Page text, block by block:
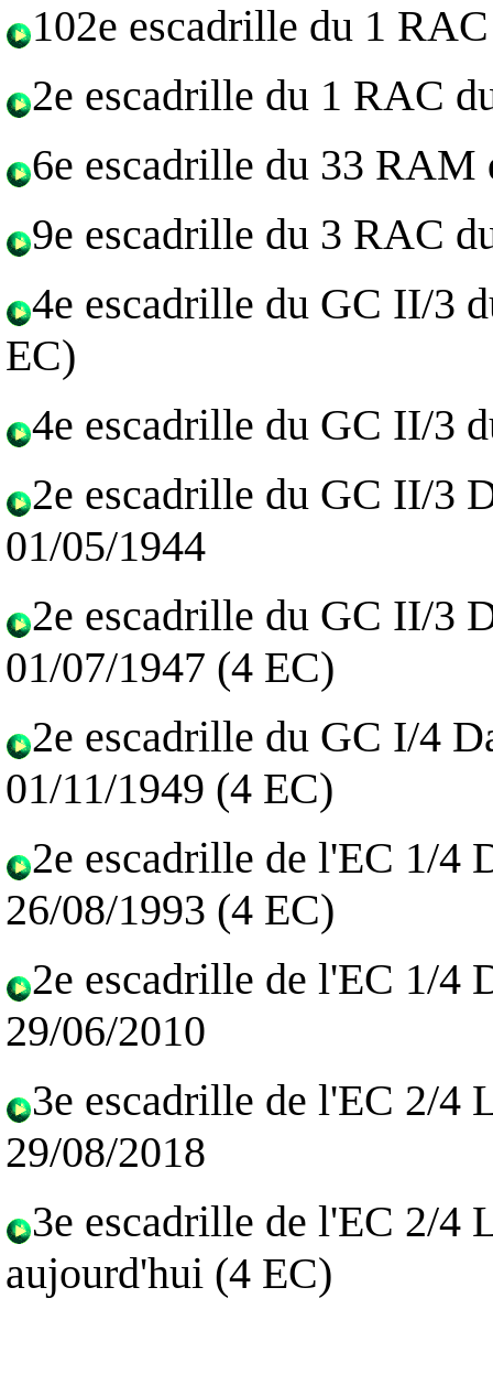
102e escadrille du 1
2e escadrille du 1 RAC
6e escadrille du 33 RAM
9e escadrille du 3 RAC
4e escadrille du GC II/3
EC)
4e escadrille du GC II/3
2e escadrille du GC II/3
01/05/1944
2e escadrille du GC II/3
01/07/1947 (4 EC)
2e escadrille du GC I/4
01/11/1949 (4 EC)
2e escadrille de l'EC 1/4
26/08/1993 (4 EC)
2e escadrille de l'EC 1/4
29/06/2010
3e escadrille de l'EC 2/4
29/08/2018
3e escadrille de l'EC 2/4
aujourd'hui (4 EC)